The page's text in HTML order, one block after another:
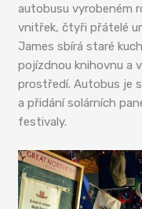
autobusu vyrobeném
vnitřek, čtyři přátelé
James sbírá staré
pojízdnou knihovnu a
prostředí. Autobus je
a přidání solárních
festivaly.